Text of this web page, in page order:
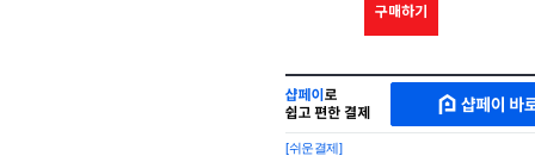
구매하기
MAKESHOP
SHOPPAY
로
간
페
이
[쉬운결제]